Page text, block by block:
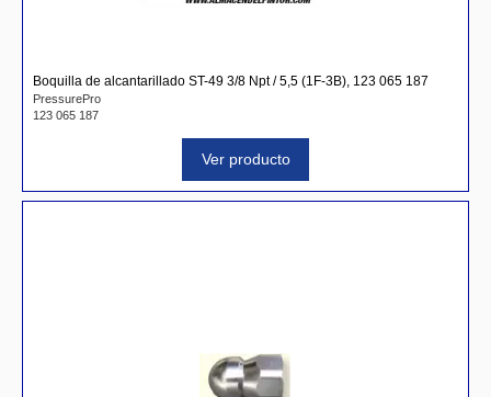
Boquilla de alcantarillado ST-49 3/8 Npt / 5,5 (1F-3B), 123 065 187
PressurePro
123 065 187
Ver producto